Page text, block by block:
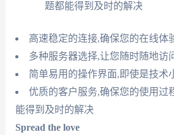
题都能得到及时的解决
高速稳定的连接,确保您的在线体
多种服务器选择,让您随时随地访
简单易用的操作界面,即使是技术
优质的客户服务,确保您的使用过
能得到及时的解决
Spread the love